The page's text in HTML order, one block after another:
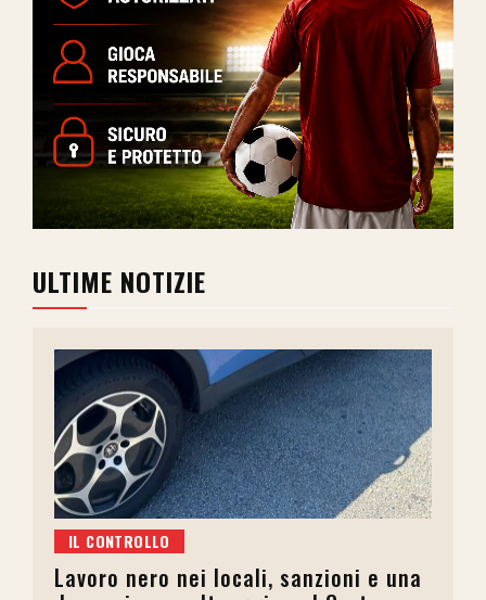
ULTIME NOTIZIE
IL CONTROLLO
Lavoro nero nei locali, sanzioni e una